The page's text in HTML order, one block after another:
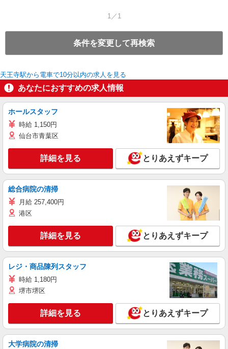
1／1
条件を変更して再検索
天王寺駅から電車で10分以内の求人を見る
あなたにおすすめの求人情報
ホールスタッフ
時給 1,150円
仙台市青葉区
詳細を見る とりあえずキープ
総合病院の清掃
月給 257,400円
港区
詳細を見る とりあえずキープ
レジ・商品陳列スタッフ
時給 1,180円
堺市堺区
詳細を見る とりあえずキープ
大学病院の清掃